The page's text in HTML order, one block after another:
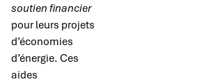
soutien financier
pour leurs projets
d’économies
d’énergie. Ces
aides